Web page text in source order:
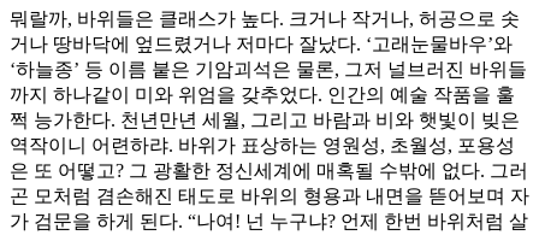
뭐랄까, 바위들은 클래스가 높다. 크거나 작거나, 허공으로 솟
거나 땅바닥에 엎드렸거나 저마다 잘났다. ‘고래눈물바우’와
‘하늘종’ 등 이름 붙은 기암괴석은 물론, 그저 널브러진 바위들
까지 하나같이 미와 위엄을 갖추었다. 인간의 예술 작품을 훌
쩍 능가한다. 천년만년 세월, 그리고 바람과 비와 햇빛이 빚은
역작이니 어련하랴. 바위가 표상하는 영원성, 초월성, 포용성
은 또 어떻고? 그 광활한 정신세계에 매혹될 수밖에 없다. 그러
곤 모처럼 겸손해진 태도로 바위의 형용과 내면을 뜯어보며 자
가 검문을 하게 된다. “나여! 넌 누구냐? 언제 한번 바위처럼 살